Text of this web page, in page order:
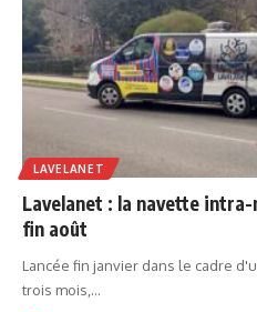
LAVELANET
Lavelanet : la navette intra-
fin août
Lancée fin janvier dans le cadre
trois mois,…